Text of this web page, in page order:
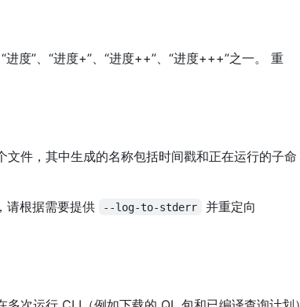
度”、“进度+”、“进度++”、“进度+++”之一。 重
件，其中生成的名称包括时间戳和正在运行的子命
请根据需要提供
--log-to-stderr
并重定向